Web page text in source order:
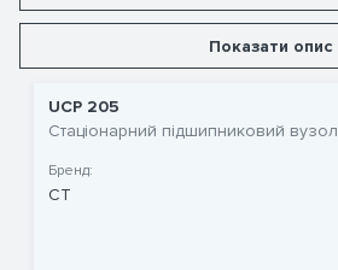
Показати опис
UCP 205
Стаціонарний підшипниковий вузол
Бренд:
CT